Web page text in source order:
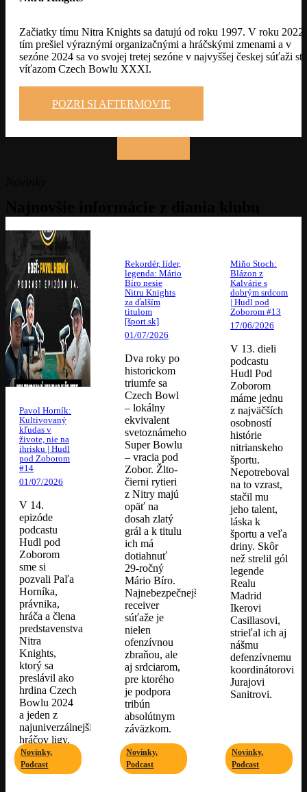
Začiatky tímu Nitra Knights sa datujú od roku 1997. V roku 2022
tím prešiel výraznými organizačnými a hráčskými zmenami a v
sezóne 2024 sa vo svojej tretej sezóne v najvyššej českej súťaži
víťazom Czech Bowlu XXXI.
POZRI SI AFTERMOVIE
Novinky,
Podcast
Pavol Horník:
Kultivovaný
kľudas v
živote, nie na
ihrisku | Hudl
pod Zoborom
#14
01/07/2026
V 14.
epizóde
podcastu
Hudl pod
Zoborom
sme si
pozvali Paľa
Horníka,
právnika,
hráča a člena
predstavenstva
Nitra
Knights,
ktorý sa
preslávil ako
hrdina Czech
Bowlu 2024
a jeden z
najuniverzálnejších
hráčov ligy.
Novinky,
Podcast
Rekordér, líder,
legenda: Mário
Bíro nesie
Nitru Knights
za ďalším
titulom
[šport.sk]
01/07/2026
Dva roky po
historickom
triumfe sa
Czech Bowl
– lokálny
ekvivalent
svetoznámeho
Super Bowlu
– vracia pod
Zobor. Žlto-
čierni rytieri
z Nitry majú
opäť na
dosah zlatý
grál a k titulu
ich má
dotiahnuť
29-ročný
Mário Bíro.
Najnebezpečnejší
receiver
súťaže je
nielen
ofenzívnou
zbraňou, ale
aj srdciarom,
pre ktorého
je podpora
tribún
absolútnym
záväzkom.
Novinky,
Podcast
Miňo Stoch:
Blázon z
Kalvárie s
dobrým srdcom
| Hudl pod
Zoborom #13
17/06/2026
V 13. dieli
podcastu
Hudl Pod
Zoborom
máme jednu
z najväčších
osobností
histórie
nitrianskeho
športu.
Nepotreboval
na to vzrast,
stačil mu
jeho talent,
láska k
športu a veľa
driny. Skôr
než strelil gól
legende
Realu
Madrid
Ikerovi
Casillasovi,
strieľal ich aj
nášmu
defenzívnemu
koordinátorovi
Jurajovi
Sanitrovi.